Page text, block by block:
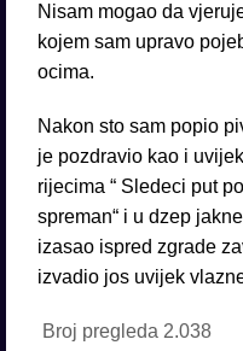
Nisam mogao da
kojem sam upravo
ocima.
Nakon sto sam popio
je pozdravio kao i
rijecima “ Sledeci put
spreman“ i u dzep
izasao ispred zgrade
izvadio jos uvijek
Broj pregleda 2.038